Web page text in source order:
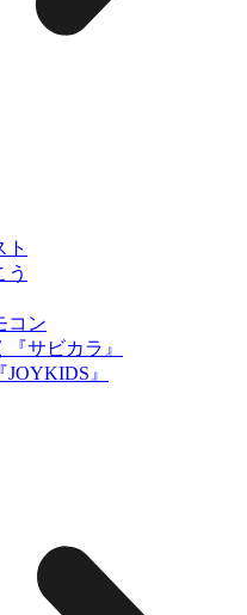
ト
う
コン
サビカラ』
』